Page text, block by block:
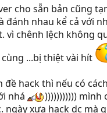
cho sẵn bản cũng
đánh nhau kể cả với
vì chênh lệch không
...bị thiệt vài hít
đề hack thì nếu có
nhá
)))))))))))
ngày xưa hack dc mà